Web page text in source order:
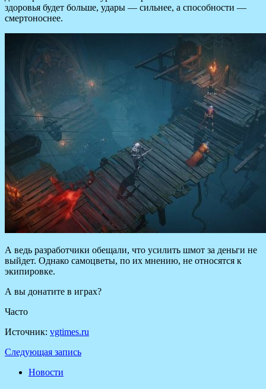
здоровья будет больше, удары — сильнее, а способности —
смертоноснее.
А ведь разработчики обещали, что усилить шмот за деньги не
выйдет. Однако самоцветы, по их мнению, не относятся к
экипировке.
А вы донатите в играх?
Часто
Источник: vgtimes.ru
Следующая запись
Новости